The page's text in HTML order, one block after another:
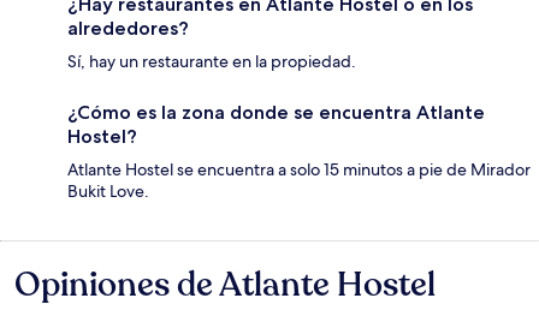
alrededores?
Sí, hay un restaurante en la propiedad.
¿Cómo es la zona donde se encuentra Atlante
Hostel?
Atlante Hostel se encuentra a solo 15 minutos a pie de Mirador
Bukit Love.
Opiniones
Opiniones de Atlante Hostel